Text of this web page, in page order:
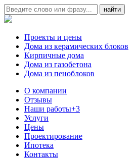
Проекты и цены
Дома из керамических блоков
Кирпичные дома
Дома из газобетона
Дома из пеноблоков
О компании
Отзывы
Наши работы+3
Услуги
Цены
Проектирование
Ипотека
Контакты